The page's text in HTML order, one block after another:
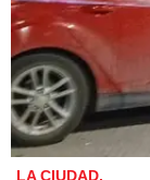
LA CIUDAD.